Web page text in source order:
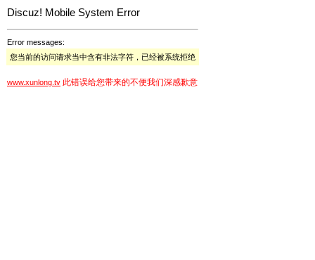
Discuz! Mobile System Error
Error messages:
您当前的访问请求当中含有非法字符，已经被系统拒绝
www.xunlong.tv 此错误给您带来的不便我们深感歉意